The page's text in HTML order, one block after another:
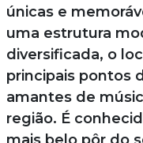
únicas e
uma estrutura
diversificada, o
principais pontos
amantes de
região. É